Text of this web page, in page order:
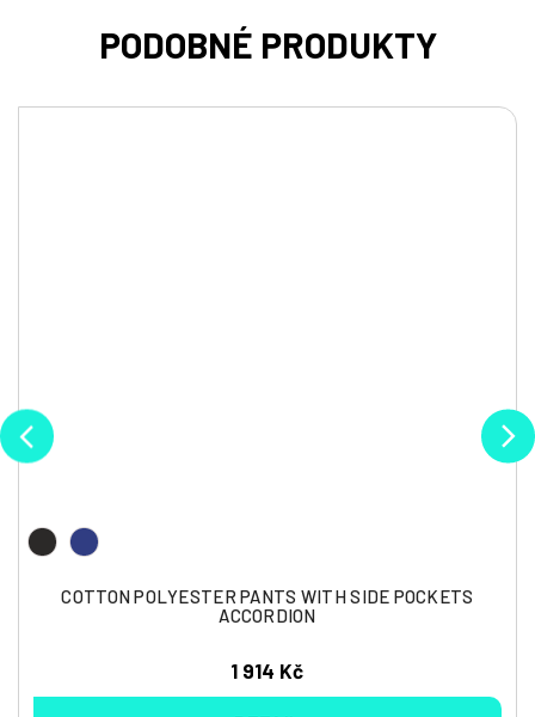
COTTON POLYESTER PANTS WITH SIDE POCKETS
ACCORDION
1 914 Kč